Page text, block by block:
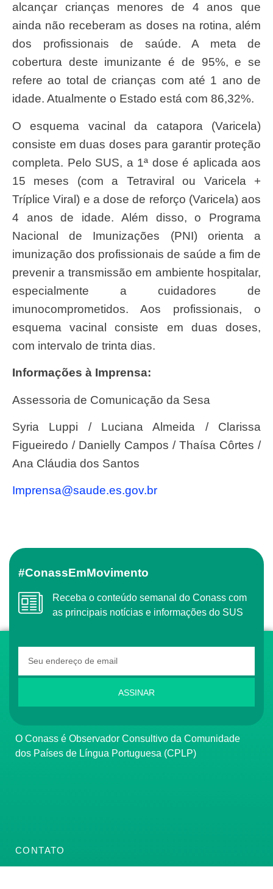
alcançar crianças menores de 4 anos que
ainda não receberam as doses na rotina, além
dos profissionais de saúde. A meta de
cobertura deste imunizante é de 95%, e se
refere ao total de crianças com até 1 ano de
idade. Atualmente o Estado está com 86,32%.
O esquema vacinal da catapora (Varicela)
consiste em duas doses para garantir proteção
completa. Pelo SUS, a 1ª dose é aplicada aos
15 meses (com a Tetraviral ou Varicela +
Tríplice Viral) e a dose de reforço (Varicela) aos
4 anos de idade. Além disso, o Programa
Nacional de Imunizações (PNI) orienta a
imunização dos profissionais de saúde a fim de
prevenir a transmissão em ambiente hospitalar,
especialmente a cuidadores de
imunocomprometidos. Aos profissionais, o
esquema vacinal consiste em duas doses,
com intervalo de trinta dias.
Informações à Imprensa:
Assessoria de Comunicação da Sesa
Syria Luppi / Luciana Almeida / Clarissa
Figueiredo / Danielly Campos / Thaísa Côrtes /
Ana Cláudia dos Santos
imprensa@saude.es.gov.br
#ConassEmMovimento
Receba o conteúdo semanal do Conass com
as principais notícias e informações do SUS
ASSINAR
O Conass é Observador Consultivo da Comunidade
dos Países de Língua Portuguesa (CPLP)
CONTATO